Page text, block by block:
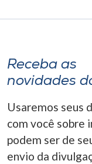
Receba as
novidades
Usaremos seus
com você sobre
podem ser de
envio da